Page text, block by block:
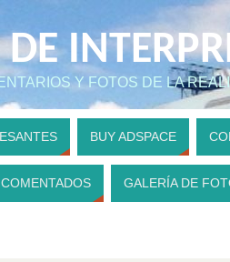
DE
Y FOTOS DE LA
BUY ADSPACE
GALERÍA DE